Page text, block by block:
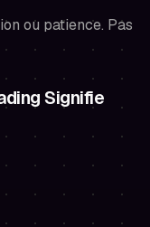
ou patience. Pas
Signifie